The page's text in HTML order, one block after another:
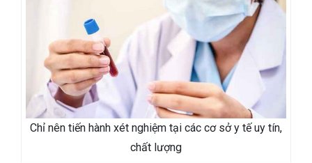
Chỉ nên tiến hành xét nghiệm tại các cơ sở y tế uy tín,
chất lượng